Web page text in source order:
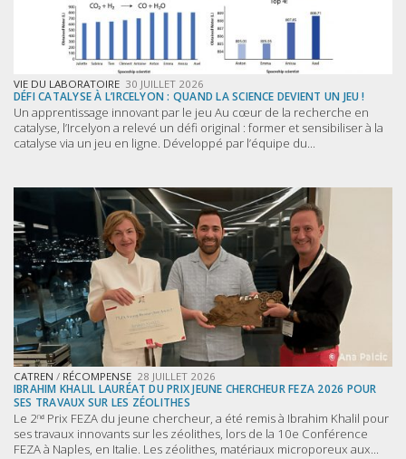
VIE DU LABORATOIRE 30 JUILLET 2026
DÉFI CATALYSE À L’IRCELYON : QUAND LA SCIENCE DEVIENT UN JEU !
Un apprentissage innovant par le jeu Au cœur de la recherche en
catalyse, l’Ircelyon a relevé un défi original : former et sensibiliser à la
catalyse via un jeu en ligne. Développé par l’équipe du...
CATREN / RÉCOMPENSE 28 JUILLET 2026
IBRAHIM KHALIL LAURÉAT DU PRIX JEUNE CHERCHEUR FEZA 2026 POUR
SES TRAVAUX SUR LES ZÉOLITHES
Le 2ⁿᵈ Prix FEZA du jeune chercheur, a été remis à Ibrahim Khalil pour
ses travaux innovants sur les zéolithes, lors de la 10e Conférence
FEZA à Naples, en Italie. Les zéolithes, matériaux microporeux aux...